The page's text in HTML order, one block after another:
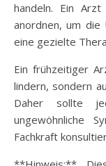
handeln. Ein
anordnen, um
eine gezielte
Ein frühzeitiger
lindern, sondern
Daher sollte
ungewöhnliche
Fachkraft